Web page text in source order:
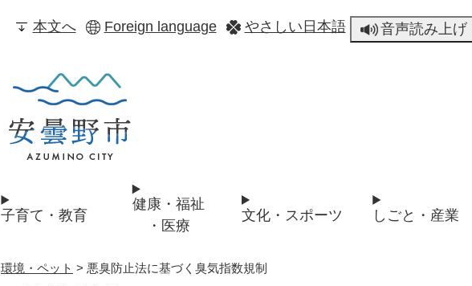
本文へ Foreign language やさしい日本語 音声読み上げ
子育て・教育
健康・福祉
・医療
文化・スポーツ しごと・産業
環境・ペット > 悪臭防止法に基づく臭気指数規制